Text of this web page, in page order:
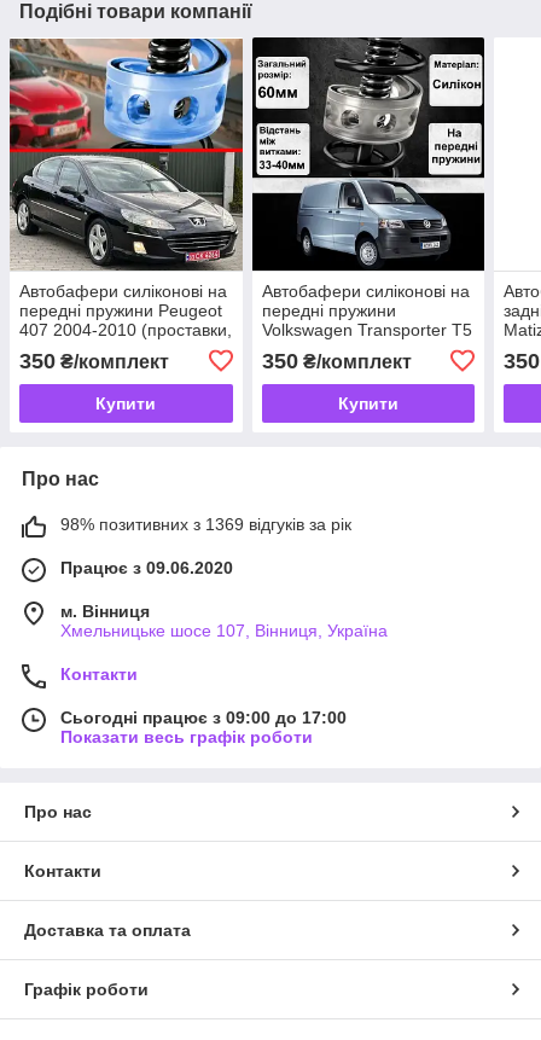
Подібні товари компанії
Автобафери силіконові на
передні пружини Peugeot
407 2004-2010 (проставки,
350 ₴/комплект
Купити
Автобафери силіконові на
передні пружини
Volkswagen Transporter T5
подушки пружини)
350₴/комплект
Купити
350
Про нас
98% позитивних з 1369 відгуків за рік
Працює з 09.06.2020
м. Вінниця
Хмельницьке шосе 107, Вінниця, Україна
Контакти
Сьогодні працює з 09:00 до 17:00
Показати весь графік роботи
Про нас
Контакти
Доставка та оплата
Графік роботи